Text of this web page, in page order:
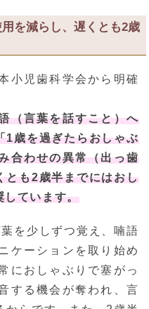
を減らし、遅くとも2歳
小児歯科学会から明確
（言葉を話すこと）へ
1歳を過ぎたらおしゃぶ
合わせの異常（出っ歯
とも2歳半までにはおし
しています。
を少しずつ覚え、喃語
ケーションを取り始め
におしゃぶりで塞がっ
する機会が奪われ、言